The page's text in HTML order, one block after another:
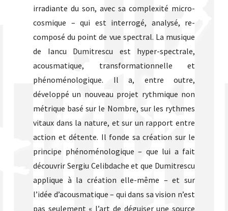
irradiante du son, avec sa complexité micro-
cosmique – qui est interrogé, analysé, re-
composé du point de vue spectral. La musique
de Iancu Dumitrescu est hyper-spectrale,
acousmatique, transformationnelle et
phénoménologique. Il a, entre outre,
développé un nouveau projet rythmique non
métrique basé sur le Nombre, sur les rythmes
vitaux dans la nature, et sur un rapport entre
action et détente. Il fonde sa création sur le
principe phénoménologique – que lui a fait
découvrir Sergiu Celibdache et que Dumitrescu
applique à la création elle-même – et sur
l’idée d’acousmatique – qui dans sa vision n’est
pas seulement « l’art de déguiser une source